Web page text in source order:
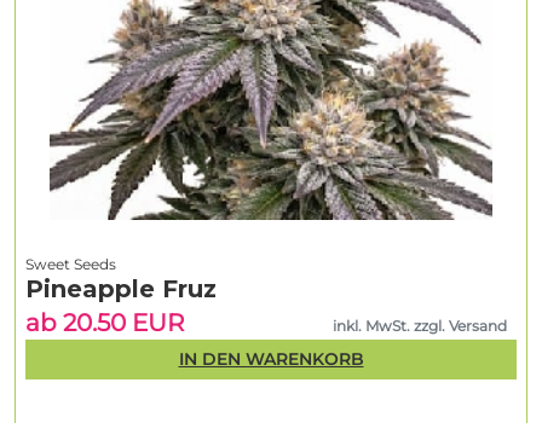
Sweet Seeds
Pineapple Fruz
ab 20.50 EUR
inkl. MwSt. zzgl. Versand
IN DEN WARENKORB